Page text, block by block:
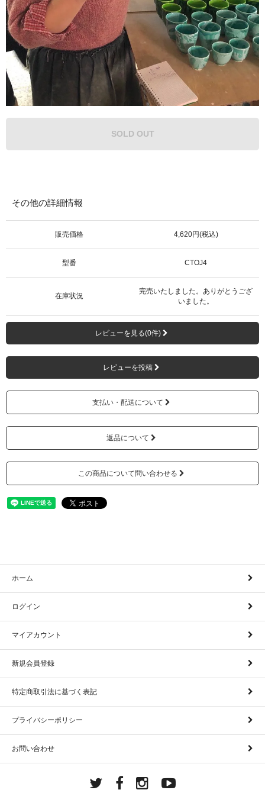
SOLD OUT
その他の詳細情報
販売価格 4,620円(税込)
型番 CTOJ4
在庫状況
完売いたしました。ありがとうござ
いました。
レビューを見る(0件)
レビューを投稿
支払い・配送について
返品について
この商品について問い合わせる
ホーム
ログイン
マイアカウント
新規会員登録
特定商取引法に基づく表記
プライバシーポリシー
お問い合わせ